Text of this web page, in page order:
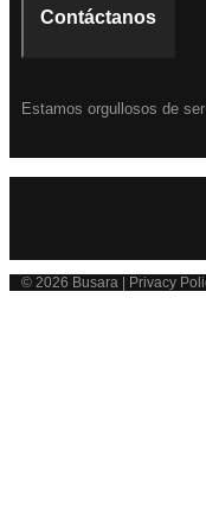
Contáctanos
Estamos orgullosos de
© 2026 Busara | Privacy